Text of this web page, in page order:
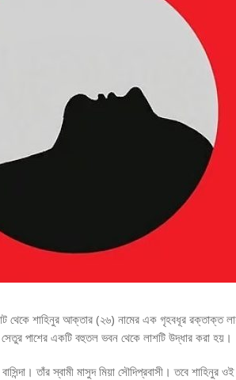
থেকে শাহিনুর আক্তার (২৬) নামের এক গৃহবধূর রক্তাক্ত
সেতুর পাশের একটি বহুতল ভবন থেকে লাশটি উদ্ধার করা হয়।
তাঁর স্বামী মাসুদ মিয়া সৌদিপ্রবাসী। তবে শাহিনুর